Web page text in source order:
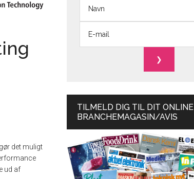
det muligt
ud af
TILMELD DIG TIL DIT ONLINE
BRANCHEMAGASIN/AVIS